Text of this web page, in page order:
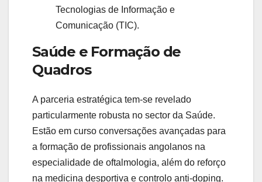
Tecnologias de Informação e
Comunicação (TIC).
Saúde e Formação de
Quadros
A parceria estratégica tem-se revelado
particularmente robusta no sector da Saúde.
Estão em curso conversações avançadas para
a formação de profissionais angolanos na
especialidade de oftalmologia, além do reforço
na medicina desportiva e controlo anti-doping.